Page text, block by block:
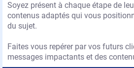
Soyez présent à chaque étape de
contenus adaptés qui vous
du sujet.
Faites vous repérer par vos futurs
messages impactants et des